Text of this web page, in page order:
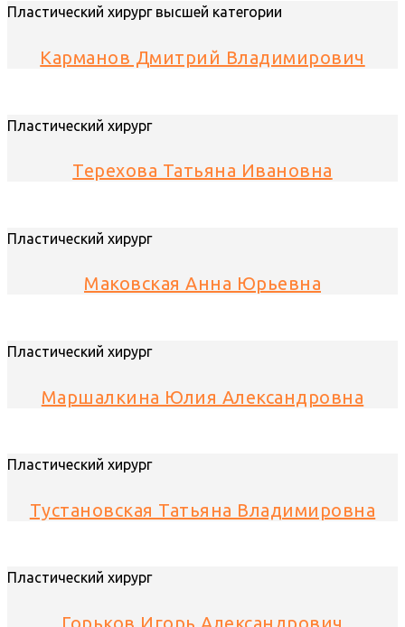
Пластический хирург высшей категории
Карманов Дмитрий Владимирович
Пластический хирург
Терехова Татьяна Ивановна
Пластический хирург
Маковская Анна Юрьевна
Пластический хирург
Маршалкина Юлия Александровна
Пластический хирург
Тустановская Татьяна Владимировна
Пластический хирург
Горьков Игорь Александрович